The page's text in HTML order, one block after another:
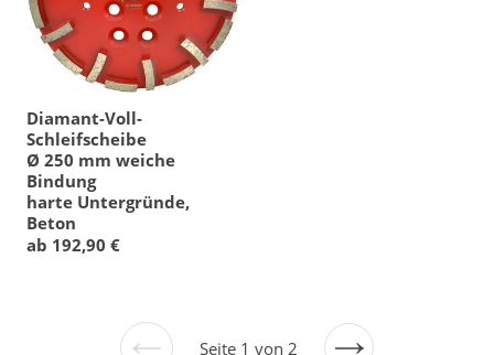
Diamant-Voll-
Schleifscheibe
Ø 250 mm weiche
Bindung
harte Untergründe,
Beton
ab 192,90 €
Seite 1 von 2